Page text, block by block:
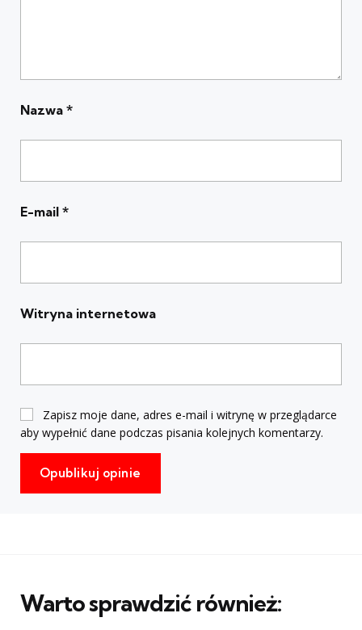
Nazwa *
E-mail *
Witryna internetowa
Zapisz moje dane, adres e-mail i witrynę w przeglądarce
aby wypełnić dane podczas pisania kolejnych komentarzy.
Warto sprawdzić również: